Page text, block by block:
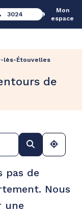
3024
Mon
espace
lès-Étouvelles
de
pas de
Nous
une